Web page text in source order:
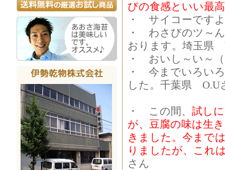
びの食感といい最
・ サイコーです
・ わさびのツ～
おります。埼玉県
・ おいし～い～
・ 今までいろい
した。千葉県 O.U
・ この間、 試し
が、豆腐の味は生
きました。今まで
りましたが、これ
さん